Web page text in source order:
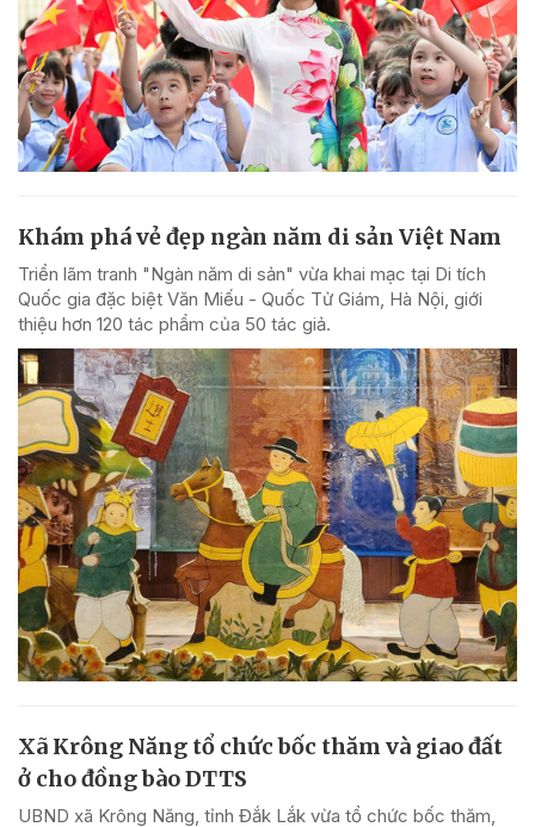
Khám phá vẻ đẹp ngàn năm di sản Việt Nam
Triển lãm tranh "Ngàn năm di sản" vừa khai mạc tại Di tích
Quốc gia đặc biệt Văn Miếu - Quốc Tử Giám, Hà Nội, giới
thiệu hơn 120 tác phẩm của 50 tác giả.
Xã Krông Năng tổ chức bốc thăm và giao đất
ở cho đồng bào DTTS
UBND xã Krông Năng, tỉnh Đắk Lắk vừa tổ chức bốc thăm,